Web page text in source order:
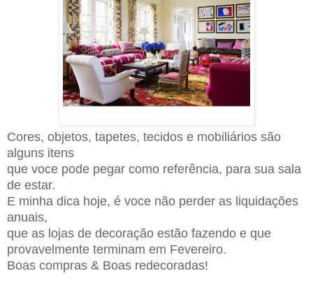
Cores, objetos, tapetes, tecidos e mobiliários são
alguns itens
que voce pode pegar como referência, para sua sala
de estar.
E minha dica hoje, é voce não perder as liquidações
anuais,
que as lojas de decoração estão fazendo e que
provavelmente terminam em Fevereiro.
Boas compras & Boas redecoradas!